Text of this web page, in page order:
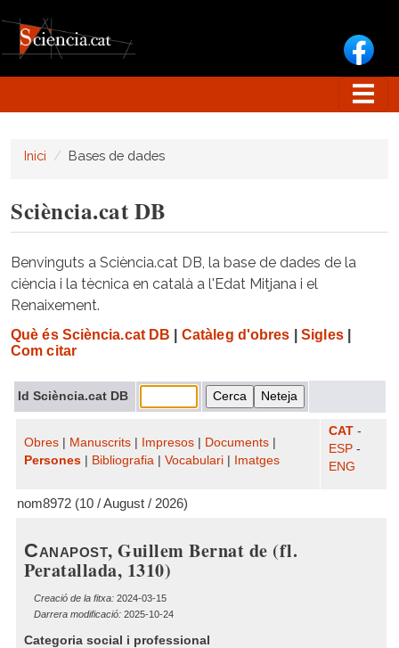
Inici Bases de dades
Sciència.cat DB
Benvinguts a Sciència.cat DB, la base de dades de la
ciència i la tècnica en català a l'Edat Mitjana i el
Renaixement.
Què és Sciència.cat DB Catàleg d'obres Sigles|
Com citar
Id Sciència.cat DB
Obres Manuscrits Impresos Documents
Persones
Bibliografia Vocabulari Imatges
CAT -
ESP -
ENG
nom8972 (10 / August / 2026)
Canapost, Guillem Bernat de (fl.
Peratallada, 1310)
Creació de la fitxa: 2024-03-15
Darrera modificació: 2025-10-24
Categoria social i professional